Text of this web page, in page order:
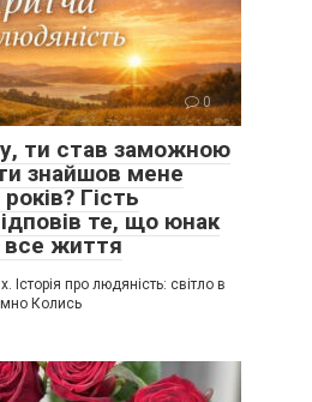
0
ти став заможною
знайшов мене
Гість
те, що юнак
все життя
Історія про людяність: світло в
Колись